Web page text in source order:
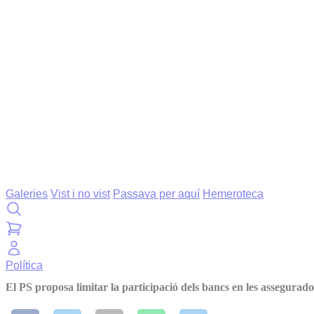
Galeries Vist i no vist Passava per aquí Hemeroteca
Política
El PS proposa limitar la participació dels bancs en les